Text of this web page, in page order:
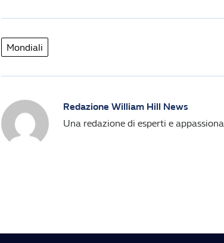
Mondiali
Redazione William Hill News
Una redazione di esperti e